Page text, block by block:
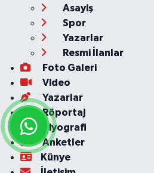
Asayiş
Spor
Yazarlar
Resmi İlanlar
Foto Galeri
Video
Yazarlar
Röportaj
Biyografi
Anketler
Künye